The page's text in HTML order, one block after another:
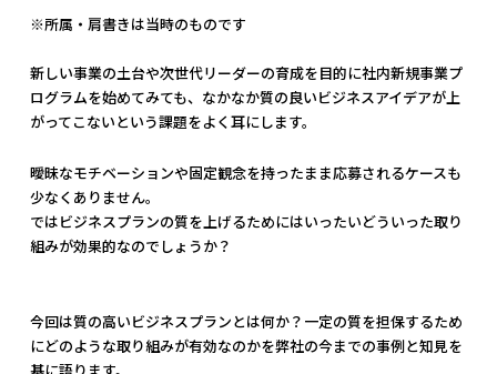
※所属・肩書きは当時のものです
新しい事業の土台や次世代リーダーの育成を目的に社内新規事業プ
ログラムを始めてみても、なかなか質の良いビジネスアイデアが上
がってこないという課題をよく耳にします。
曖昧なモチベーションや固定観念を持ったまま応募されるケースも
少なくありません。
ではビジネスプランの質を上げるためにはいったいどういった取り
組みが効果的なのでしょうか？
今回は質の高いビジネスプランとは何か？一定の質を担保するため
にどのような取り組みが有効なのかを弊社の今までの事例と知見を